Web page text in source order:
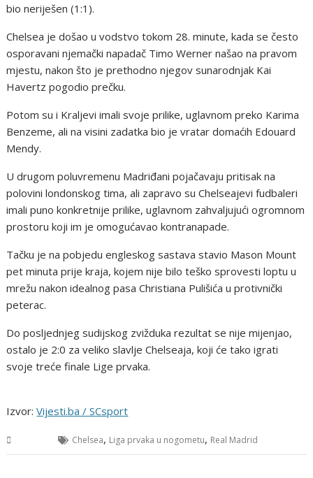
bio neriješen (1:1).
Chelsea je došao u vodstvo tokom 28. minute, kada se često
osporavani njemački napadač Timo Werner našao na pravom
mjestu, nakon što je prethodno njegov sunarodnjak Kai
Havertz pogodio prečku.
Potom su i Kraljevi imali svoje prilike, uglavnom preko Karima
Benzeme, ali na visini zadatka bio je vratar domaćih Edouard
Mendy.
U drugom poluvremenu Madriđani pojačavaju pritisak na
polovini londonskog tima, ali zapravo su Chelseajevi fudbaleri
imali puno konkretnije prilike, uglavnom zahvaljujući ogromnom
prostoru koji im je omogućavao kontranapade.
Tačku je na pobjedu engleskog sastava stavio Mason Mount
pet minuta prije kraja, kojem nije bilo teško sprovesti loptu u
mrežu nakon idealnog pasa Christiana Pulišića u protivnički
peterac.
Do posljednjeg sudijskog zvižduka rezultat se nije mijenjao,
ostalo je 2:0 za veliko slavlje Chelseaja, koji će tako igrati
svoje treće finale Lige prvaka.
Izvor:Vijesti.ba / SCsport
Chelsea, Liga prvaka u nogometu, Real Madrid